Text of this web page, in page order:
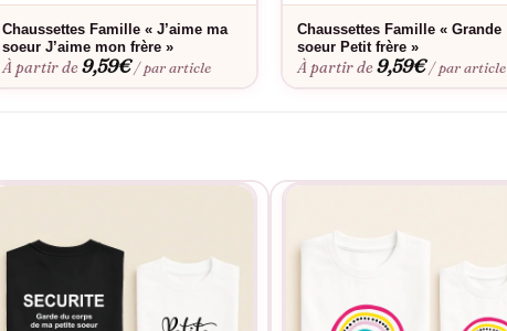
Chaussettes Famille « J’aime ma
soeur J’aime mon frère »
À partir de9,59€ / par article
Chaussettes Famille « Grande
soeur Petit frère »
À partir de9,59€ / par article